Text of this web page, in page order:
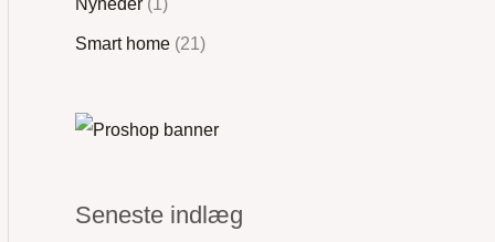
Nyheder (1)
Smart home (21)
Seneste indlæg